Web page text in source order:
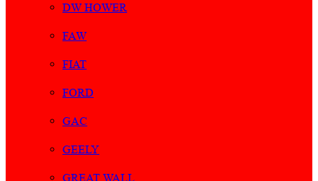
DW HOWER
FAW
FIAT
FORD
GAC
GEELY
GREAT WALL